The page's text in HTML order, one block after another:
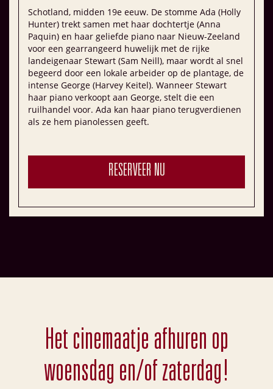
Schotland, midden 19e eeuw. De stomme Ada (Holly
Hunter) trekt samen met haar dochtertje (Anna
Paquin) en haar geliefde piano naar Nieuw-Zeeland
voor een gearrangeerd huwelijk met de rijke
landeigenaar Stewart (Sam Neill), maar wordt al snel
begeerd door een lokale arbeider op de plantage, de
intense George (Harvey Keitel). Wanneer Stewart
haar piano verkoopt aan George, stelt die een
ruilhandel voor. Ada kan haar piano terugverdienen
als ze hem pianolessen geeft.
RESERVEER NU
Het cinemaatje afhuren op
woensdag en/of zaterdag!